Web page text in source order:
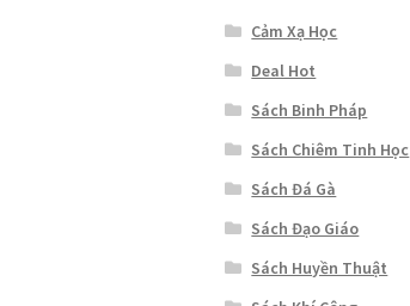
Cảm Xạ Học
Deal Hot
Sách Binh Pháp
Sách Chiêm Tinh Học
Sách Đá Gà
Sách Đạo Giáo
Sách Huyền Thuật